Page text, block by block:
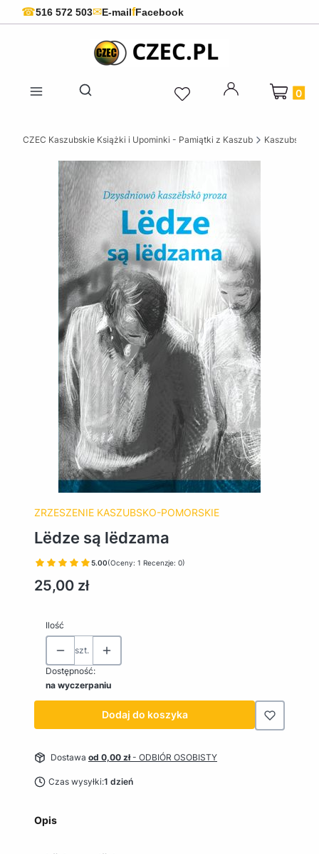
☎516 572 503✉E-mailfFacebook
Otwórz wyszukiwarkę
Produkty
CZEC Kaszubskie Książki i Upominki - Pamiątki z Kaszub Kaszubskie
ZRZESZENIE KASZUBSKO-POMORSKIE
Lëdze są lëdzama
5.00(Oceny: 1 Recenzje: 0)
Cena
25,00 zł
Ilość
szt.
Dostępność:
na wyczerpaniu
Dodaj do koszyka
Dostawa od 0,00 zł- ODBIÓR OSOBISTY
Czas wysyłki:1 dzień
Opis